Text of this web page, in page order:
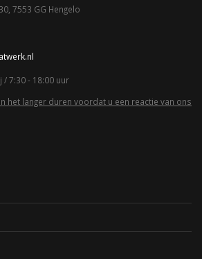
7553 GG Hengelo
/ 7:30 - 18:00 uur
het langer duren voordat u een reactie van ons